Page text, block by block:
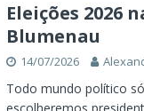
Eleições 2026
Blumenau
14/07/2026
Todo mundo político